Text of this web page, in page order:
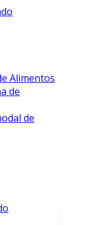
Alimentos
de
de